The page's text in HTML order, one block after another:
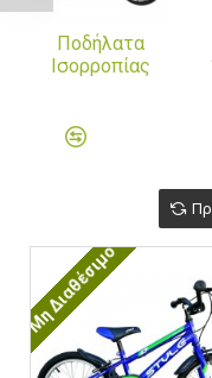
Ποδήλατα
Ισορροπίας
Μη Διαθέσιμο